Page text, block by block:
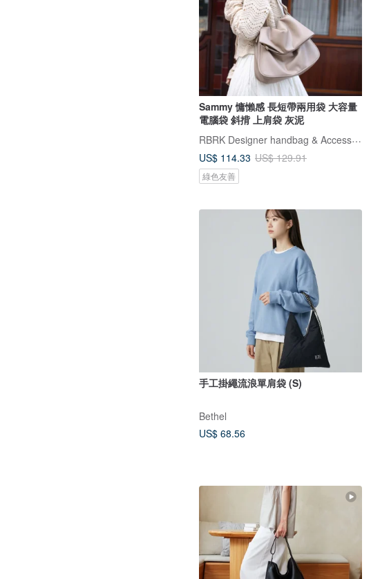
Sammy 慵懶感 長短帶兩用袋 大容量
電腦袋 斜揹 上肩袋 灰泥
RBRK Designer handbag & Accessories
US$ 114.33 US$ 129.91
綠色友善
手工掛繩流浪單肩袋 (S)
Bethel
US$ 68.56